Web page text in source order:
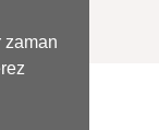
zaman